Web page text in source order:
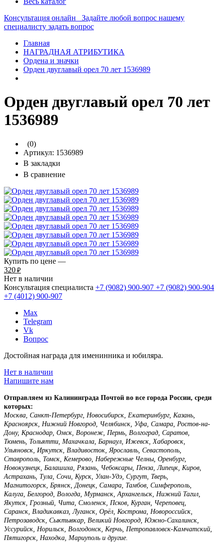
Консультация онлайн
Задайте любой вопрос нашему
специалисту задать вопрос
Главная
НАГРАДНАЯ АТРИБУТИКА
Ордена и значки
Орден двуглавый орел 70 лет 1536989
Орден двуглавый орел 70 лет
1536989
(0)
Артикул: 1536989
В закладки
В сравнение
Купить по цене —
320 ₽
Нет в наличии
Консультация специалиста +7 (9082) 900-907 +7 (9082) 900-904
+7 (4012) 900-907
Max
Telegram
Vk
Вопрос
Достойная награда для именинника и юбиляра.
Нет в наличии
Напишите нам
Отправляем из Калининграда Почтой во все города России, среди
которых:
Москва, Санкт-Петербург, Новосибирск, Екатеринбург, Казань,
Красноярск, Нижний Новгород, Челябинск, Уфа, Самара, Ростов-на-
Дону, Краснодар, Омск, Воронеж, Пермь, Волгоград, Саратов,
Тюмень, Тольятти, Махачкала, Барнаул, Ижевск, Хабаровск,
Ульяновск, Иркутск, Владивосток, Ярославль, Севастополь,
Ставрополь, Томск, Кемерово, Набережные Челны, Оренбург,
Новокузнецк, Балашиха, Рязань, Чебоксары, Пенза, Липецк, Киров,
Астрахань, Тула, Сочи, Курск, Улан-Удэ, Сургут, Тверь,
Магнитогорск, Брянск, Донецк, Самара, Тамбов, Симферополь,
Калуга, Белгород, Вологда, Мурманск, Архангельск, Нижний Тагил,
Якутск, Грозный, Чита, Смоленск, Псков, Курган, Череповец,
Саранск, Владикавказ, Луганск, Орёл, Кострома, Новороссийск,
Петрозаводск, Сыктывкар, Великий Новгород, Южно-Сахалинск,
Уссурийск, Норильск, Волгодонск, Керчь, Петропавловск-Камчатский,
Пятигорск, Находка, Мариуполь и другие.